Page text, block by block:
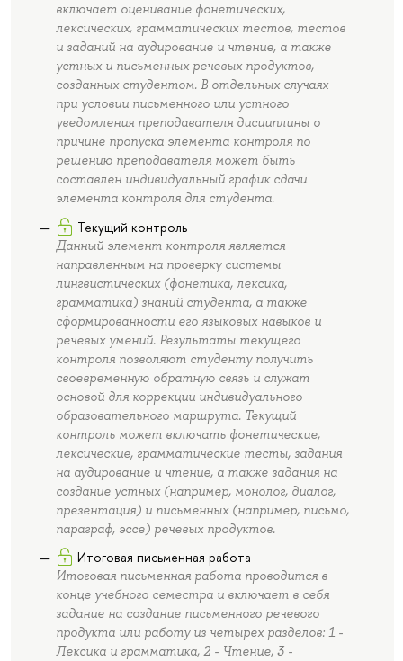
включает оценивание фонетических,
лексических, грамматических тестов, тестов
и заданий на аудирование и чтение, а также
устных и письменных речевых продуктов,
созданных студентом. В отдельных случаях
при условии письменного или устного
уведомления преподавателя дисциплины о
причине пропуска элемента контроля по
решению преподавателя может быть
составлен индивидуальный график сдачи
элемента контроля для студента.
Текущий контроль
Данный элемент контроля является
направленным на проверку системы
лингвистических (фонетика, лексика,
грамматика) знаний студента, а также
сформированности его языковых навыков и
речевых умений. Результаты текущего
контроля позволяют студенту получить
своевременную обратную связь и служат
основой для коррекции индивидуального
образовательного маршрута. Текущий
контроль может включать фонетические,
лексические, грамматические тесты, задания
на аудирование и чтение, а также задания на
создание устных (например, монолог, диалог,
презентация) и письменных (например, письмо,
параграф, эссе) речевых продуктов.
Итоговая письменная работа
Итоговая письменная работа проводится в
конце учебного семестра и включает в себя
задание на создание письменного речевого
продукта или работу из четырех разделов: 1 -
Лексика и грамматика, 2 - Чтение, 3 -